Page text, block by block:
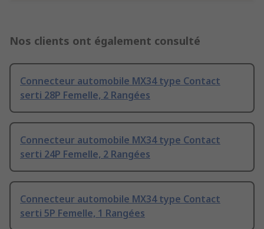
Nos clients ont également consulté
Connecteur automobile MX34 type Contact
serti 28P Femelle, 2 Rangées
Connecteur automobile MX34 type Contact
serti 24P Femelle, 2 Rangées
Connecteur automobile MX34 type Contact
serti 5P Femelle, 1 Rangées